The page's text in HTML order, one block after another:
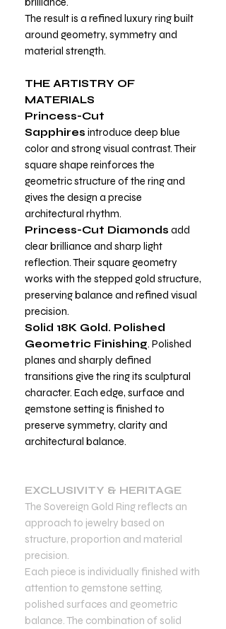
The result is a refined luxury ring built
around geometry, symmetry and
material strength.
THE ARTISTRY OF
MATERIALS
Princess-Cut
Sapphires introduce deep blue
color and strong visual contrast. Their
square shape reinforces the
geometric structure of the ring and
gives the design a precise
architectural rhythm.
Princess-Cut Diamonds add
clear brilliance and sharp light
reflection. Their square geometry
works with the stepped gold structure,
preserving balance and refined visual
precision.
Solid 18K Gold. Polished
Geometric Finishing. Polished
planes and sharply defined
transitions give the ring its sculptural
character. Each edge, surface and
gemstone setting is finished to
preserve symmetry, clarity and
architectural balance.
EXCLUSIVITY & HERITAGE
The Sovereign Gold Ring reflects an
approach to jewelry based on
structure, proportion and material
precision.
Each piece is individually finished with
attention to gemstone setting,
polished surfaces and geometric
balance. The combination of solid